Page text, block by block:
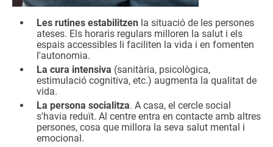
Les rutines estabilitzen la situació de les persones
ateses. Els horaris regulars milloren la salut i els
espais accessibles li faciliten la vida i en fomenten
l'autonomia.
La cura intensiva (sanitària, psicològica,
estimulació cognitiva, etc.) augmenta la qualitat de
vida.
La persona socialitza. A casa, el cercle social
s'havia reduït. Al centre entra en contacte amb altres
persones, cosa que millora la seva salut mental i
emocional.